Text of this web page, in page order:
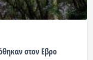
στον Εβρο